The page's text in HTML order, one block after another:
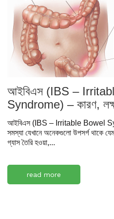
আইবিএস (IBS –
Syndrome) – কারণ,
আইবিএস (IBS – Irritable Bowel
সমস্যা যেখানে অনেকগুলো উপসর্গ থাকে
গ্যাস তৈরি হওয়া,...
read more